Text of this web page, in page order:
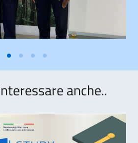
anche..